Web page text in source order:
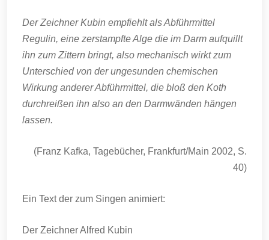
Der Zeichner Kubin empfiehlt als Abführmittel
Regulin, eine zerstampfte Alge die im Darm aufquillt
ihn zum Zittern bringt, also mechanisch wirkt zum
Unterschied von der ungesunden chemischen
Wirkung anderer Abführmittel, die bloß den Koth
durchreißen ihn also an den Darmwänden hängen
lassen.
(Franz Kafka, Tagebücher, Frankfurt/Main 2002, S.
40)
Ein Text der zum Singen animiert:
Der Zeichner Alfred Kubin